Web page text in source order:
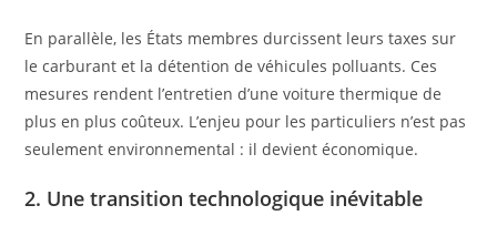
En parallèle, les États membres durcissent leurs taxes sur
le carburant et la détention de véhicules polluants. Ces
mesures rendent l’entretien d’une voiture thermique de
plus en plus coûteux. L’enjeu pour les particuliers n’est pas
seulement environnemental : il devient économique.
2. Une transition technologique inévitable